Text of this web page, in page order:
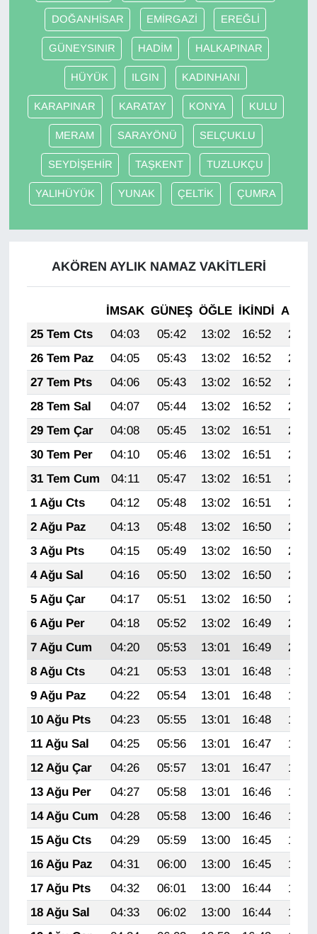
DOĞANHİSAR EMİRGAZİ EREĞLİ
GÜNEYSINIR HADİM HALKAPINAR
HÜYÜK ILGIN KADINHANI
KARAPINAR KARATAY KONYA KULU
MERAM SARAYÖNÜ SELÇUKLU
SEYDİŞEHİR TAŞKENT TUZLUKÇU
YALIHÜYÜK YUNAK ÇELTİK ÇUMRA
AKÖREN AYLIK NAMAZ VAKITLERI
İMSAK GÜNEŞ ÖĞLE İKINDI
25 Tem Cts
04:03 05:42 13:02 16:52
20:12
26 Tem Paz
04:05 05:43 13:02 16:52
20:12
27 Tem Pts
04:06 05:43 13:02 16:52
20:11
28 Tem Sal
04:07 05:44 13:02 16:52
20:10
29 Tem Çar
04:08 05:45 13:02 16:51
20:09
30 Tem Per
04:10 05:46 13:02 16:51
20:08
31 Tem Cum
04:11 05:47 13:02 16:51
20:07
1 Ağu Cts
04:12 05:48 13:02 16:51
20:06
2 Ağu Paz
04:13 05:48 13:02 16:50
20:05
3 Ağu Pts
04:15 05:49 13:02 16:50
20:04
4 Ağu Sal
04:16 05:50 13:02 16:50
20:03
5 Ağu Çar
04:17 05:51 13:02 16:50
20:02
6 Ağu Per
04:18 05:52 13:02 16:49
20:01
7 Ağu Cum
04:20 05:53 13:01 16:49
20:00
8 Ağu Cts
04:21 05:53 13:01 16:48
19:59
9 Ağu Paz
04:22 05:54 13:01 16:48
19:58
10 Ağu Pts
04:23 05:55 13:01 16:48
19:57
11 Ağu Sal
04:25 05:56 13:01 16:47
19:56
12 Ağu Çar
04:26 05:57 13:01 16:47
19:55
13 Ağu Per
04:27 05:58 13:01 16:46
19:53
14 Ağu Cum
04:28 05:58 13:00 16:46
19:52
15 Ağu Cts
04:29 05:59 13:00 16:45
19:51
16 Ağu Paz
04:31 06:00 13:00 16:45
19:50
17 Ağu Pts
04:32 06:01 13:00 16:44
19:48
18 Ağu Sal
04:33 06:02 13:00 16:44
19:47